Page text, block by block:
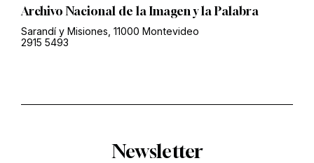
Archivo Nacional de la Imagen y la Palabra
Sarandí y Misiones, 11000 Montevideo
2915 5493
Newsletter